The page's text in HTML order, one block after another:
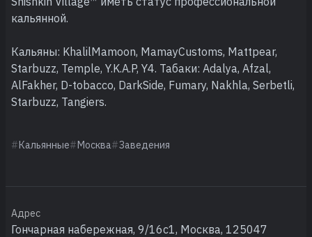
кальянной.
Кальяны: KhalilMamoon, MamayCustoms, Mattpear,
Starbuzz, Temple, Y.K.A.P, Y4. Табаки: Adalya, Afzal,
AlFakher, D-tobacco, DarkSide, Fumary, Nakhla, Serbetli,
Starbuzz, Tangiers.
Кальянные Москва Заведения
Адрес
Гончарная набережная, 9/16с1, Москва, 125047